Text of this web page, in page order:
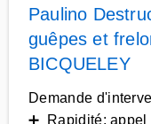
Paulino
guêpes et
BICQUELEY
Demande
➕ Rapidité: